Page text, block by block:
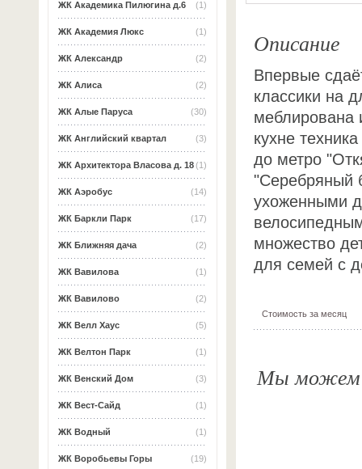
(1)
ЖК Академика Пилюгина д.6
(1)
ЖК Академия Люкс
(2)
ЖК Александр
(2)
ЖК Алиса
(30)
ЖК Алые Паруса
(3)
ЖК Английский квартал
(1)
ЖК Архитектора Власова д. 18
(14)
ЖК Аэробус
(17)
ЖК Баркли Парк
(2)
ЖК Ближняя дача
(1)
ЖК Вавилова
(2)
ЖК Вавилово
(5)
ЖК Велл Хаус
(1)
ЖК Велтон Парк
(3)
ЖК Венский Дом
(1)
ЖК Вест-Сайд
(1)
ЖК Водный
(19)
ЖК Воробьевы Горы
Описание
Впервые
классики на
меблирована
кухне
до метро
"Серебряный
ухоженными
множество
для семей с
Стоимость за месяц
Мы можем